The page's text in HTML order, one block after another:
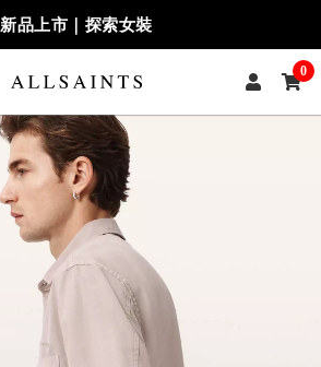
新品上市｜探索女裝
0